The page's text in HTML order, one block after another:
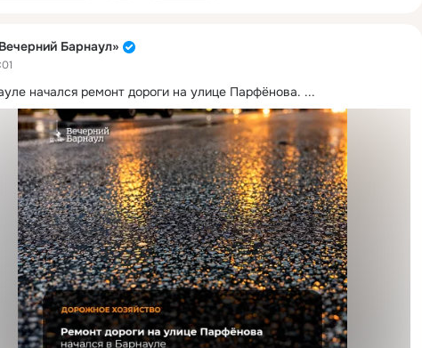
Барнаул»
начался ремонт дороги на улице Парфёнова. ...